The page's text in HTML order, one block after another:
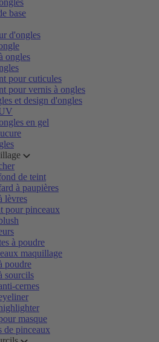
base
d'ongles
ongles
pour cuticules
pour vernis à ongles
et design d'ongles
en gel
de teint
à paupières
lèvres
pour pinceaux
à poudre
maquillage
poudre
sourcils
cernes
masque
de pinceaux